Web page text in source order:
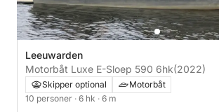
Leeuwarden
Motorbåt Luxe E-Sloep 590 6hk(2022)
Skipper optional
Motorbåt
10 personer · 6 hk · 6 m